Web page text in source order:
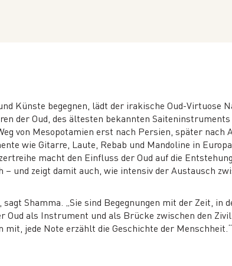
Künste begegnen, lädt der irakische Oud-Virtuose
der Oud, des ältesten bekannten
von Mesopotamien erst nach Persien, später nach
wie Gitarre, Laute, Rebab und Mandoline in
macht den Einfluss der Oud auf die
und zeigt damit auch, wie intensiv der Austausch
Shamma. „Sie sind Begegnungen mit der Zeit, in
Oud als Instrument und als Brücke zwischen den
mit, jede Note erzählt die Geschichte der Menschheit.“